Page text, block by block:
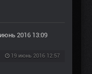
2016 13:09
19 июнь 2016 12:57